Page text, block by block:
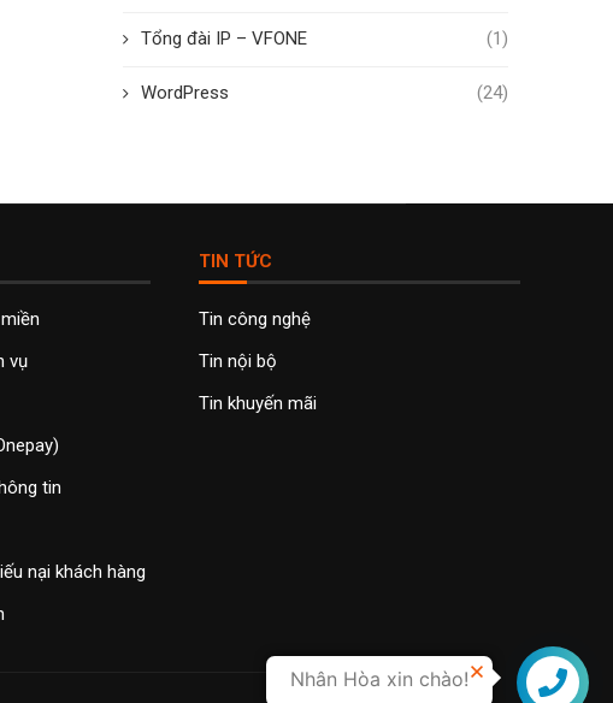
Tổng đài IP – VFONE (1)
WordPress (24)
vụ
tin
nại khách hàng
TIN TỨC
Tin công nghệ
Tin nội bộ
Tin khuyến mãi
Liên hệ
Nhân Hòa xin chào!